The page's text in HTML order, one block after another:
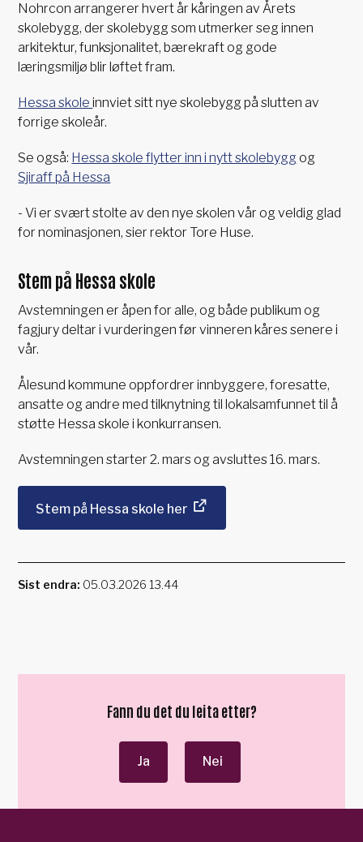
Nohrcon arrangerer hvert år kåringen av Årets
skolebygg, der skolebygg som utmerker seg innen
arkitektur, funksjonalitet, bærekraft og gode
læringsmiljø blir løftet fram.
Hessa skoleinnviet sitt nye skolebygg på slutten av
forrige skoleår.
Se også: Hessa skole flytter inn i nytt skolebygg og
Sjiraff på Hessa
- Vi er svært stolte av den nye skolen vår og veldig glad
for nominasjonen, sier rektor Tore Huse.
Stem på Hessa skole
Avstemningen er åpen for alle, og både publikum og
fagjury deltar i vurderingen før vinneren kåres senere i
vår.
Ålesund kommune oppfordrer innbyggere, foresatte,
ansatte og andre med tilknytning til lokalsamfunnet til å
støtte Hessa skole i konkurransen.
Avstemningen starter 2. mars og avsluttes 16. mars.
Stem på Hessa skole her
Sist endra 05.03.2026 13.44
Fann du det du leita etter?
Ja Nei